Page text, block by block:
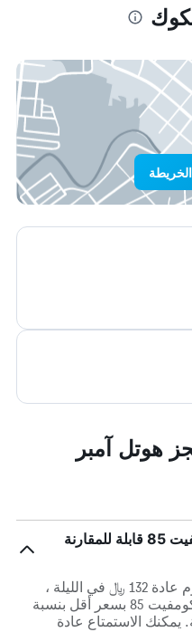
هوتل آمبر
هل الأسعار في هوتل آمبر سوكومفيت 85 قابلة للمقارنة
تكلف فنادق بانكوك المصنفة 3 نجوم عادة 132 ﷼ في الليلة ،
ولكن وسطياً يتوفر هوتل آمبر سوكومفيت 85 بسعر أقل بنسبة
الاستمتاع عادة